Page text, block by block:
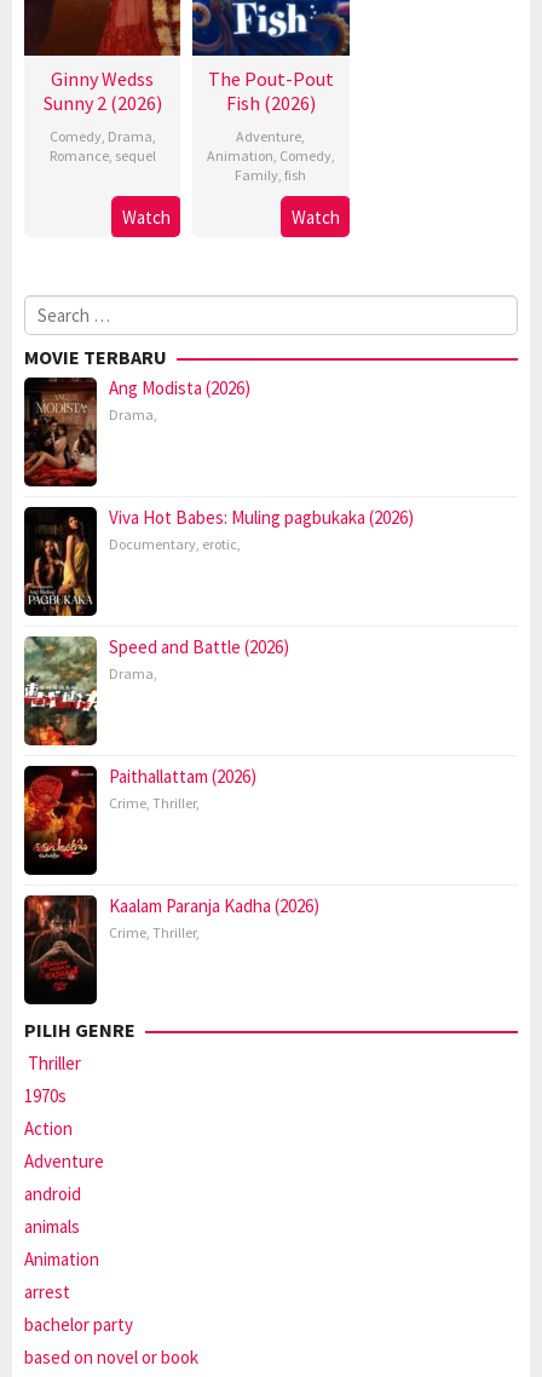
Ginny Wedss
Sunny 2 (2026)
Comedy, Drama,
Romance, sequel
Watch
The Pout-Pout
Fish (2026)
Adventure,
Animation, Comedy,
Family,fish
Watch
Search
for:
MOVIE TERBARU
Ang Modista (2026)
Drama,
Viva Hot Babes: Muling pagbukaka (2026)
Documentary, erotic,
Speed and Battle (2026)
Drama,
Paithallattam (2026)
Crime, Thriller,
Kaalam Paranja Kadha (2026)
Crime, Thriller,
PILIH GENRE
Thriller
1970s
Action
Adventure
android
animals
Animation
arrest
bachelor party
based on novel or book